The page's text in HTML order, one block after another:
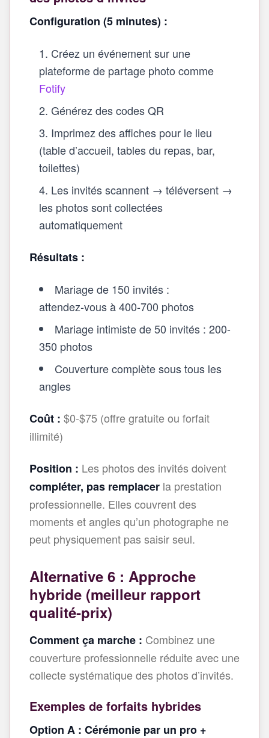
Configuration (5 minutes) :
Créez un événement sur une
plateforme de partage photo comme
Fotify
Générez des codes QR
Imprimez des affiches pour le lieu
(table d’accueil, tables du repas, bar,
toilettes)
Les invités scannent → téléversent →
les photos sont collectées
automatiquement
Résultats :
Mariage de 150 invités :
attendez‑vous à 400-700 photos
Mariage intimiste de 50 invités : 200-
350 photos
Couverture complète sous tous les
angles
Coût : $0-$75 (offre gratuite ou forfait
illimité)
Position : Les photos des invités doivent
compléter, pas remplacer la prestation
professionnelle. Elles couvrent des
moments et angles qu’un photographe ne
peut physiquement pas saisir seul.
Alternative 6 : Approche
hybride (meilleur rapport
qualité‑prix)
Comment ça marche : Combinez une
couverture professionnelle réduite avec une
collecte systématique des photos d’invités.
Exemples de forfaits hybrides
Option A : Cérémonie par un pro +